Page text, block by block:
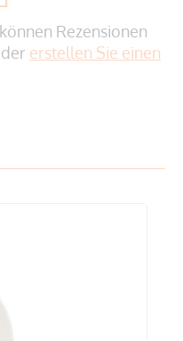
Rezensionen
erstellen Sie einen